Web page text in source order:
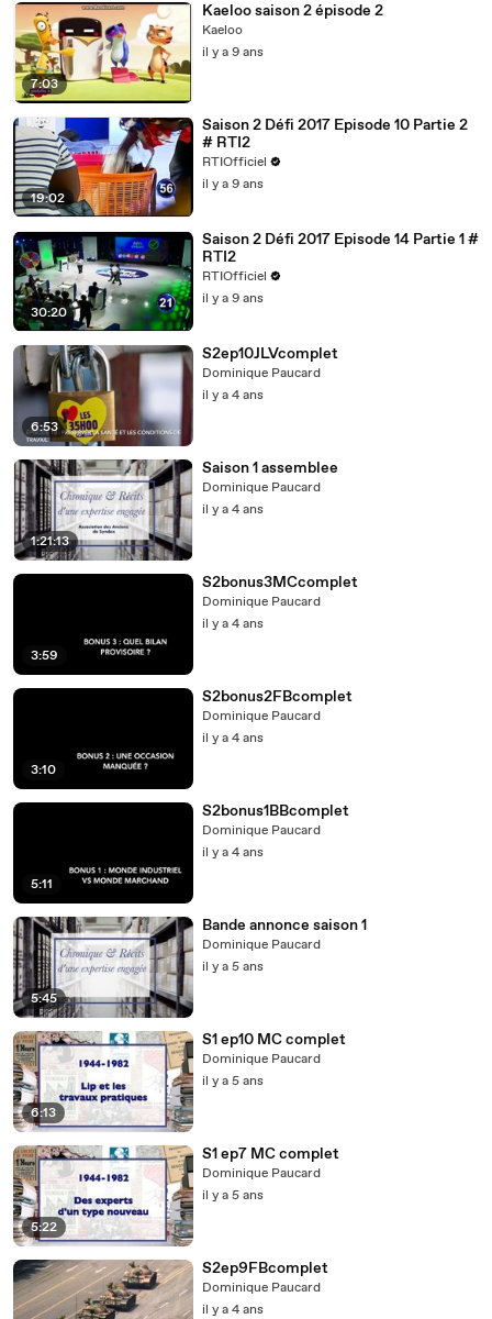
7:03
Kaeloo saison 2 épisode 2
Kaeloo
il y a 9 ans
19:02
Saison 2 Défi 2017 Episode 10 Partie 2
# RTI2
RTIOfficiel
il y a 9 ans
30:20
Saison 2 Défi 2017 Episode 14 Partie 1 #
RTI2
RTIOfficiel
il y a 9 ans
6:53
S2ep10JLVcomplet
Dominique Paucard
il y a 4 ans
1:21:13
Saison 1 assemblee
Dominique Paucard
il y a 4 ans
3:59
S2bonus3MCcomplet
Dominique Paucard
il y a 4 ans
3:10
S2bonus2FBcomplet
Dominique Paucard
il y a 4 ans
5:11
S2bonus1BBcomplet
Dominique Paucard
il y a 4 ans
5:45
Bande annonce saison 1
Dominique Paucard
il y a 5 ans
6:13
S1 ep10 MC complet
Dominique Paucard
il y a 5 ans
5:22
S1 ep7 MC complet
Dominique Paucard
il y a 5 ans
S2ep9FBcomplet
Dominique Paucard
il y a 4 ans